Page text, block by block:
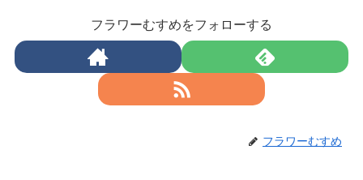
フラワーむすめをフォローする
フラワーむすめ